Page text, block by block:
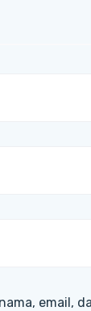
email,